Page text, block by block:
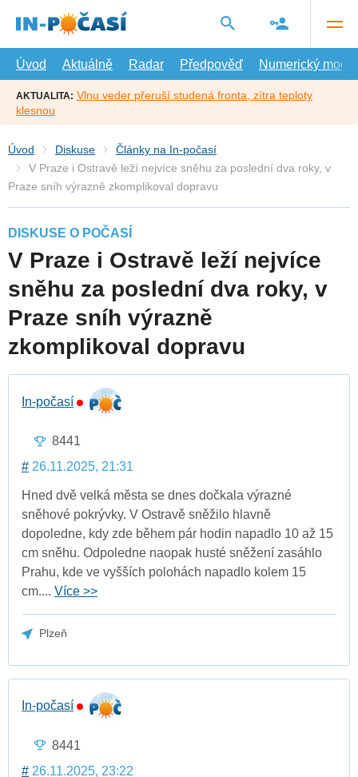
hlavní
Úvod
Aktuálně Radar Předpověď Numerický model
AKTUALITA: Vlnu veder přeruší studená fronta, zítra teploty
klesnou
Úvod Diskuse
Články na In-počasí
V Praze i Ostravě leží nejvíce sněhu za poslední dva roky, v
Praze sníh výrazně zkomplikoval dopravu
DISKUSE O POČASÍ
V Praze i Ostravě leží nejvíce
sněhu za poslední dva roky, v
Praze sníh výrazně
zkomplikoval dopravu
In-počasí
8441
# 26.11.2025, 21:31
Hned dvě velká města se dnes dočkala výrazné
sněhové pokrývky. V Ostravě sněžilo hlavně
dopoledne, kdy zde během pár hodin napadlo 10 až 15
cm sněhu. Odpoledne naopak husté sněžení zasáhlo
Prahu, kde ve vyšších polohách napadlo kolem 15
cm.... Více >>
Plzeň
In-počasí
8441
# 26.11.2025, 23:22